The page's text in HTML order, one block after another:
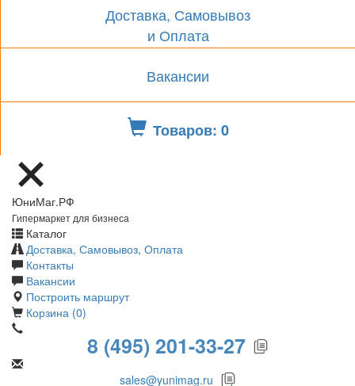
Доставка, Самовывоз
и Оплата
Вакансии
Товаров: 0
ЮниМаг.РФ
Гипермаркет для бизнеса
Каталог
Доставка, Самовывоз, Оплата
Контакты
Вакансии
Построить маршрут
Корзина (0)
8 (495) 201-33-27
sales@yunimag.ru